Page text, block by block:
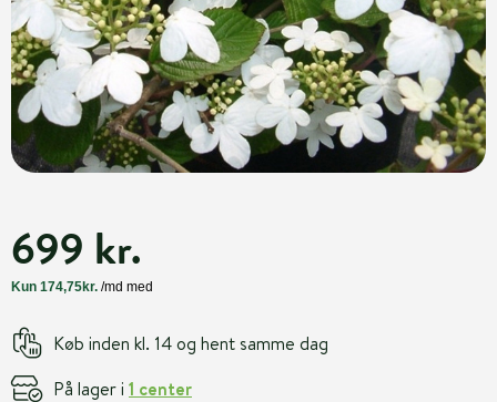
699 kr.
Køb inden kl. 14 og hent samme dag
På lager i 1 center